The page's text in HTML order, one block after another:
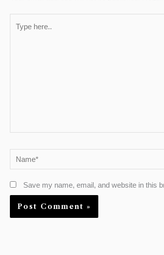
here..
Name*
Save my name, email, and website in this